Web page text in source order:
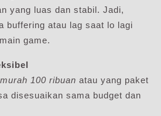
yang luas dan stabil. Jadi,
buffering atau lag saat lo lagi
game.
100 ribuan atau yang paket
disesuaikan sama budget dan